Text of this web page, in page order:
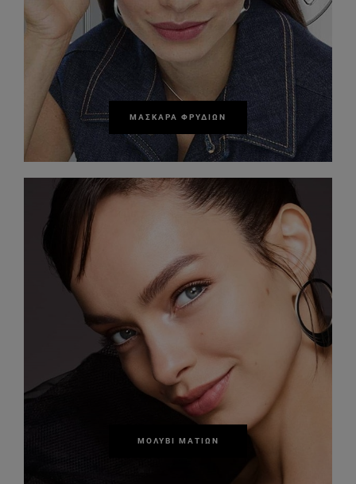
ΜΆΣΚΑΡΑ ΦΡΥΔΙΏΝ
ΜΟΛΎΒΙ ΜΑΤΙΏΝ